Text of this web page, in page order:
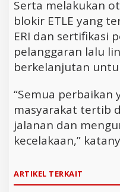
Serta melakukan
blokir ETLE yang
ERI dan sertifikasi
pelanggaran lalu
berkelanjutan
“Semua perbaikan
masyarakat tertib
jalanan dan
kecelakaan,”
ARTIKEL TERKAIT